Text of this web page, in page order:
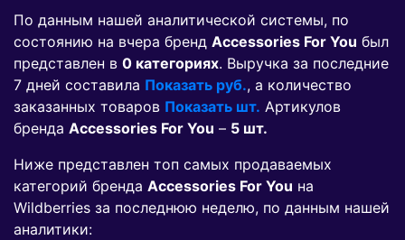
По данным нашей аналитической системы, по
состоянию на вчера бренд Accessories For You был
представлен в 0 категориях. Выручка за последние
7 дней составила Показать руб., а количество
заказанных товаров Показать шт. Артикулов
бренда Accessories For You – 5 шт.
Ниже представлен топ самых продаваемых
категорий бренда Accessories For You на
Wildberries за последнюю неделю, по данным нашей
аналитики: